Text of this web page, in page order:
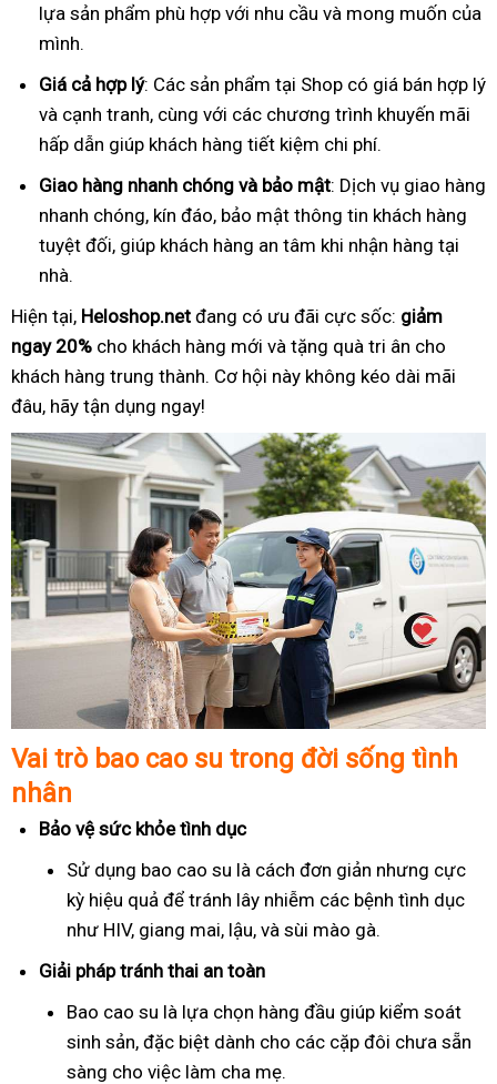
lựa sản phẩm phù hợp với nhu cầu và mong muốn của
mình.
Giá cả hợp lý: Các sản phẩm tại Shop có giá bán hợp lý
và cạnh tranh, cùng với các chương trình khuyến mãi
hấp dẫn giúp khách hàng tiết kiệm chi phí.
Giao hàng nhanh chóng và bảo mật: Dịch vụ giao hàng
nhanh chóng, kín đáo, bảo mật thông tin khách hàng
tuyệt đối, giúp khách hàng an tâm khi nhận hàng tại
nhà.
Hiện tại, Heloshop.net đang có ưu đãi cực sốc: giảm
ngay 20% cho khách hàng mới và tặng quà tri ân cho
khách hàng trung thành. Cơ hội này không kéo dài mãi
đâu, hãy tận dụng ngay!
Vai trò bao cao su trong đời sống tình
nhân
Bảo vệ sức khỏe tình dục
Sử dụng bao cao su là cách đơn giản nhưng cực
kỳ hiệu quả để tránh lây nhiễm các bệnh tình dục
như HIV, giang mai, lậu, và sùi mào gà.
Giải pháp tránh thai an toàn
Bao cao su là lựa chọn hàng đầu giúp kiểm soát
sinh sản, đặc biệt dành cho các cặp đôi chưa sẵn
sàng cho việc làm cha mẹ.